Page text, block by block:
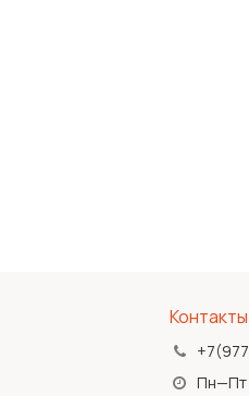
Контакты
Пн—Пт